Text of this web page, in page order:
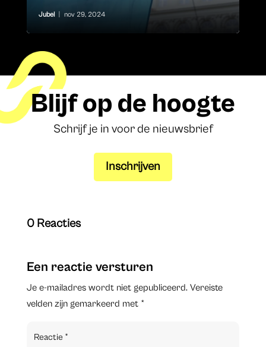
Jubel nov 29, 2024
Blijf op de hoogte
Schrijf je in voor de nieuwsbrief
Inschrijven
0 Reacties
Een reactie versturen
Je e-mailadres wordt niet gepubliceerd. Vereiste
velden zijn gemarkeerd met *